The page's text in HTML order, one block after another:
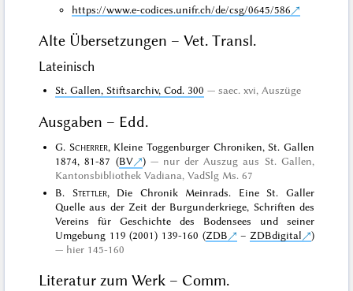
https://www.e-codices.unifr.ch/de/csg/0645/586
Alte Übersetzungen – Vet. Transl.
Lateinisch
St. Gallen, Stiftsarchiv, Cod. 300 saec. xvi, Auszüge
Ausgaben – Edd.
G. Scherrer, Kleine Toggenburger Chroniken, St. Gallen
1874, 81-87 (BV )
nur der Auszug aus St. Gallen,
Kantonsbibliothek Vadiana, VadSlg Ms. 67
B. Stettler, Die Chronik Meinrads. Eine St. Galler
Quelle aus der Zeit der Burgunderkriege, Schriften des
Vereins für Geschichte des Bodensees und seiner
Umgebung 119 (2001) 139-160 (ZDB – ZDBdigital
)
hier 145-160
Literatur zum Werk – Comm.